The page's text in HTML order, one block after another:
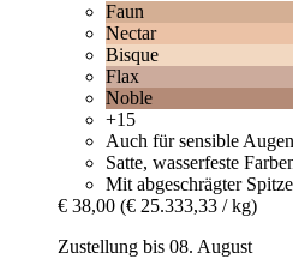
Faun
Nectar
Bisque
Flax
Noble
+15
Auch für sensible
Satte, wasserfeste
Mit abgeschrägter
€ 38,00 (€ 25.333,33 / kg)
Zustellung bis 08. August